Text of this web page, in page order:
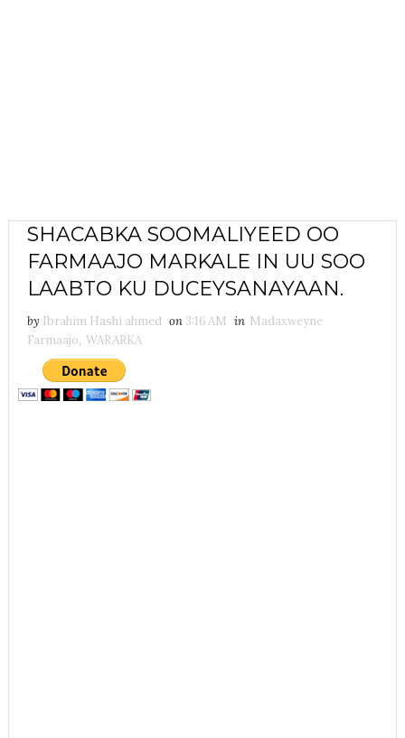
SHACABKA SOOMALIYEED OO
FARMAAJO MARKALE IN UU SOO
LAABTO KU DUCEYSANAYAAN.
by Ibrahim Hashi ahmed on 3:16 AM in Madaxweyne
Farmaajo, WARARKA